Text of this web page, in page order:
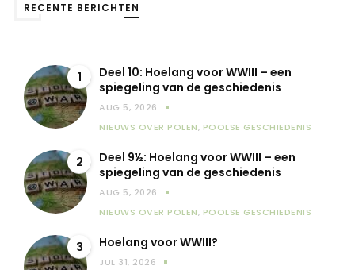
RECENTE BERICHTEN
1
Deel 10: Hoelang voor WWIII – een
spiegeling van de geschiedenis
AUG 5, 2026
NIEUWS OVER POLEN, POOLSE GESCHIEDENIS
2
Deel 9½: Hoelang voor WWIII – een
spiegeling van de geschiedenis
AUG 5, 2026
NIEUWS OVER POLEN, POOLSE GESCHIEDENIS
3 Hoelang voor WWIII?
JUL 31, 2026